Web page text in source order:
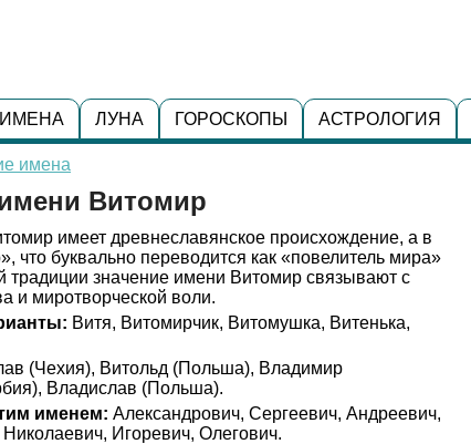
ИМЕНА ЛУНА ГОРОСКОПЫ АСТРОЛОГИЯ
имена
Витомир
имеет древнеславянское происхождение, а в
что буквально переводится как «повелитель мира»
традиции значение имени Витомир связывают с
и миротворческой воли.
Витя, Витомирчик, Витомушка, Витенька,
(Чехия), Витольд (Польша), Владимир
Владислав (Польша).
именем: Александрович, Сергеевич, Андреевич,
Игоревич, Олегович.